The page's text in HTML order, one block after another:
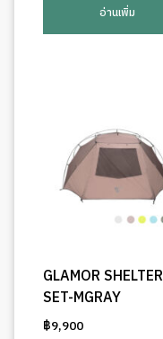
อ่านเพิ่ม
GLAMOR SHELTER
SET-MGRAY
฿9,900